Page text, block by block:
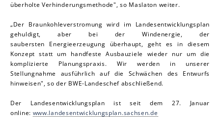
überholte Verhinderungsmethode", so Mas la ton weiter.
„Der Braunkohleverstromung wird im Landesentwicklungsplan
gehuldigt, aber bei der Windenergie, der
saubersten Energieerzeugung überhaupt, geht es in diesem
Konzept statt um handfeste Ausbauziele wieder nur um die
komplizierte Planungspraxis. Wir werden in unserer
Stellungnahme ausführlich auf die Schwächen des Entwurfs
hinweisen", so der BWE-Landeschef abschließend.
Der Landesentwicklungsplan ist seit dem 27. Januar
online: www.landesentwicklungsplan.sachsen.de